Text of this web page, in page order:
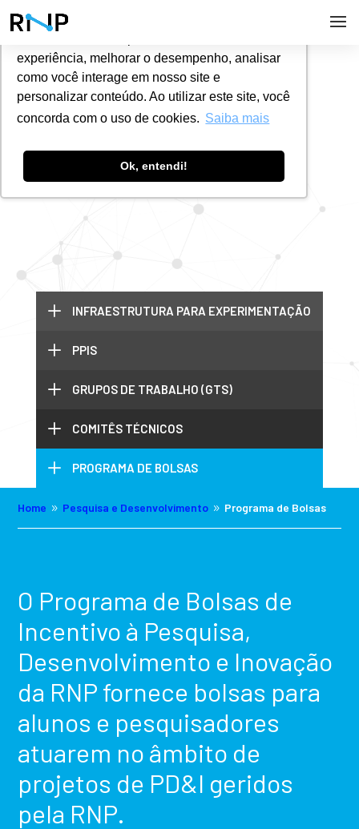
experiência, melhorar o desempenho, analisar
como você interage em nosso site e
personalizar conteúdo. Ao utilizar este site, você
concorda com o uso de cookies. Saiba mais
Ok, entendi!
# PESQUISA E DESENVOLVIMENTO
Programa de Bolsas
L INFRAESTRUTURA PARA EXPERIMENTAÇÃO
L PPIS
L GRUPOS DE TRABALHO (GTS)
L COMITÊS TÉCNICOS
L PROGRAMA DE BOLSAS
Home 9 Pesquisa e Desenvolvimento 9 Programa de Bolsas
O Programa de Bolsas de
Incentivo à Pesquisa,
Desenvolvimento e Inovação
da RNP fornece bolsas para
alunos e pesquisadores
atuarem no âmbito de
projetos de PD&I geridos
pela RNP.